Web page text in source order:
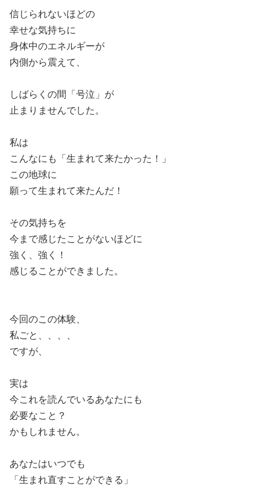
信じられないほどの
幸せな気持ちに
身体中のエネルギーが
内側から震えて、
しばらくの間「号泣」が
止まりませんでした。
私は
こんなにも「生まれて来たかった！」
この地球に
願って生まれて来たんだ！
その気持ちを
今まで感じたことがないほどに
強く、強く！
感じることができました。
今回のこの体験、
私ごと、、、、
ですが、
実は
今これを読んでいるあなたにも
必要なこと？
かもしれません。
あなたはいつでも
「生まれ直すことができる」